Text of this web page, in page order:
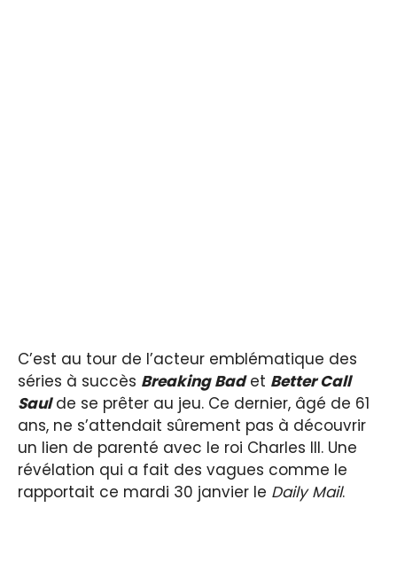
C’est au tour de l’acteur emblématique des
séries à succès Breaking Badet Better Call
Saulde se prêter au jeu. Ce dernier, âgé de 61
ans, ne s’attendait sûrement pas à découvrir
un lien de parenté avec le roi Charles III. Une
révélation qui a fait des vagues comme le
rapportait ce mardi 30 janvier le Daily Mail.